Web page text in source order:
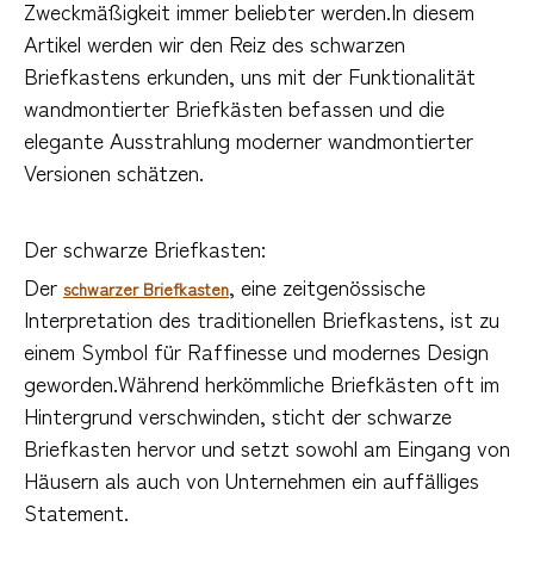
Zweckmäßigkeit immer beliebter werden.In diesem
Artikel werden wir den Reiz des schwarzen
Briefkastens erkunden, uns mit der Funktionalität
wandmontierter Briefkästen befassen und die
elegante Ausstrahlung moderner wandmontierter
Versionen schätzen.
Der schwarze Briefkasten:
Der schwarzer Briefkasten, eine zeitgenössische
Interpretation des traditionellen Briefkastens, ist zu
einem Symbol für Raffinesse und modernes Design
geworden.Während herkömmliche Briefkästen oft im
Hintergrund verschwinden, sticht der schwarze
Briefkasten hervor und setzt sowohl am Eingang von
Häusern als auch von Unternehmen ein auffälliges
Statement.